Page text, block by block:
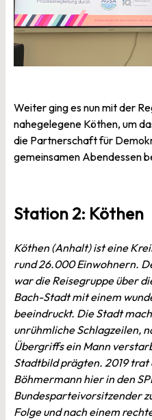
Weiter ging es nun mit der
nahegelegene Köthen, um
die Partnerschaft für
gemeinsamen Abendessen
Station 2: Köthen
Köthen (Anhalt) ist eine
rund 26.000 Einwohnern.
war die Reisegruppe über
Bach-Stadt mit einem
beeindruckt. Die Stadt
unrühmliche Schlagzeilen,
Übergriffs ein Mann
Stadtbild prägten. 2019
Böhmermann hier in den
Bundesparteivorsitzender
Folge und nach einem